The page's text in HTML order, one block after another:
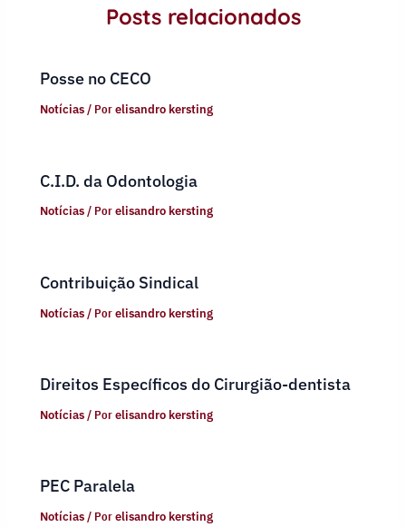
Posts relacionados
Posse no CECO
Notícias/ Porelisandro kersting
C.I.D. da Odontologia
Notícias/ Porelisandro kersting
Contribuição Sindical
Notícias/ Porelisandro kersting
Direitos Específicos do Cirurgião-dentista
Notícias/ Porelisandro kersting
PEC Paralela
Notícias/ Porelisandro kersting